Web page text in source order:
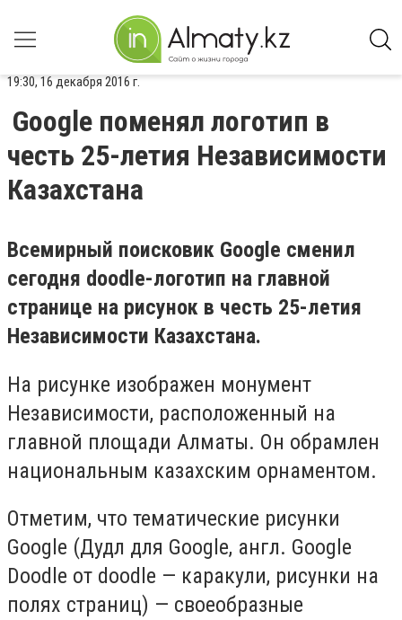
19:30, 16 декабря 2016 г.
Google поменял логотип в
честь 25-летия Независимости
Казахстана
Всемирный поисковик Google сменил
сегодня doodle-логотип на главной
странице на рисунок в честь 25-летия
Независимости Казахстана.
На рисунке изображен монумент
Независимости, расположенный на
главной площади Алматы. Он обрамлен
национальным казахским орнаментом.
Отметим, что тематические рисунки
Google (Дудл для Google, англ. Google
Doodle от doodle — каракули, рисунки на
полях страниц) — своеобразные